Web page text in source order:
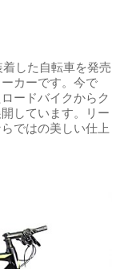
した自転車を発売
カーです。今で
ードバイクからク
しています。リー
ではの美しい仕上